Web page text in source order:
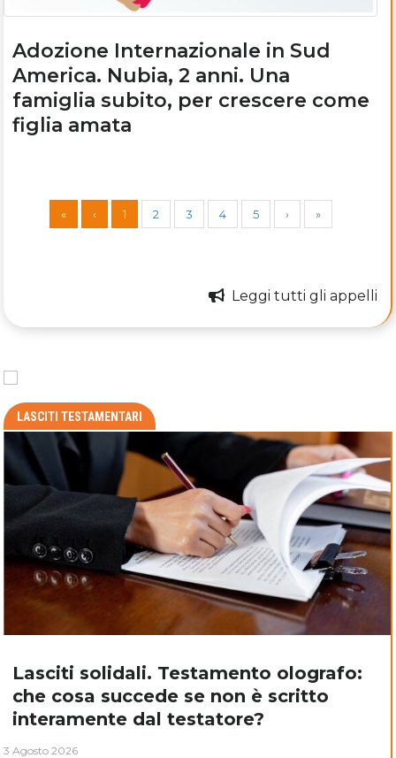
Adozione Internazionale in Sud
America. Nubia, 2 anni. Una
famiglia subito, per crescere come
figlia amata
« ‹ 1 2 3 4 5 › »
Leggi tutti gli appelli
LASCITI TESTAMENTARI
Lasciti solidali. Testamento olografo:
che cosa succede se non è scritto
interamente dal testatore?
3 Agosto 2026